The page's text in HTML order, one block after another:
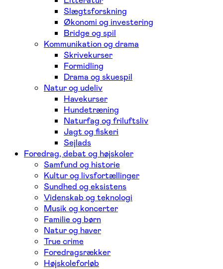
Slægtsforskning
Økonomi og investering
Bridge og spil
Kommunikation og drama
Skrivekurser
Formidling
Drama og skuespil
Natur og udeliv
Havekurser
Hundetræning
Naturfag og friluftsliv
Jagt og fiskeri
Sejlads
Foredrag, debat og højskoler
Samfund og historie
Kultur og livsfortællinger
Sundhed og eksistens
Videnskab og teknologi
Musik og koncerter
Familie og børn
Natur og haver
True crime
Foredragsrækker
Højskoleforløb